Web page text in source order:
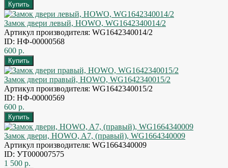
Замок двери левый, HOWO, WG1642340014/2
Артикул производителя: WG1642340014/2
ID: НФ-00000568
600 р.
Замок двери правый, HOWO, WG1642340015/2
Артикул производителя: WG1642340015/2
ID: НФ-00000569
600 р.
Замок двери, HOWO, A7, (правый), WG1664340009
Артикул производителя: WG1664340009
ID: УТ000007575
1 500 р.